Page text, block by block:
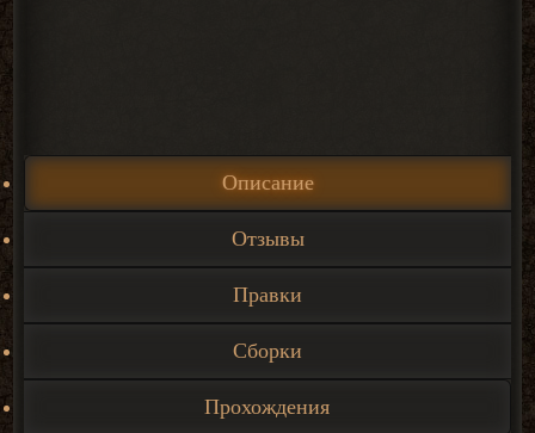
Описание
Отзывы
Правки
Сборки
Прохождения